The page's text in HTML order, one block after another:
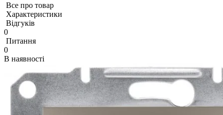
Все про товар
Характеристики
Відгуків
0
Питання
0
В наявності